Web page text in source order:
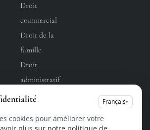
Droit
commercial
Droit de la
famille
Droit
administratif
Droit du
Français▾
cookies pour améliorer votre